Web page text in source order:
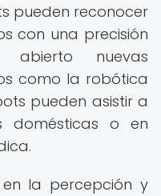
pueden reconocer
con una precisión
abierto nuevas
como la robótica
pueden asistir a
domésticas o en
la percepción y